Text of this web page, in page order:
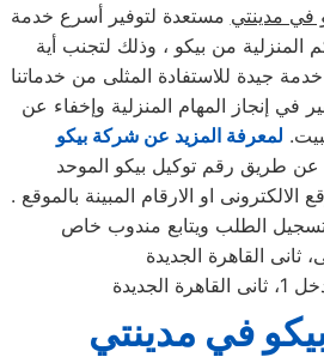
في مدينتي مستعدة لتوفير أسرع خدمة
المنزلية من بيكو ، وذلك لتجنب أية
إنجاز المهام المنزلية وإخفاء عن
لمعرفة المزيد عن شركة بيكو
عن طريق رقم توكيل بيكو الموحد
أو الموقع الالكترونى او الارقام المبينة بالموقع .
الطلب ويتابع مندوب خاص
ثانى القاهرة الجديدة
الجديدة
في مدينتي